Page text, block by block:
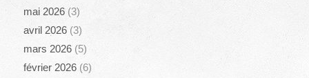
mai 2026(3)
avril 2026(3)
mars 2026(5)
février 2026(6)